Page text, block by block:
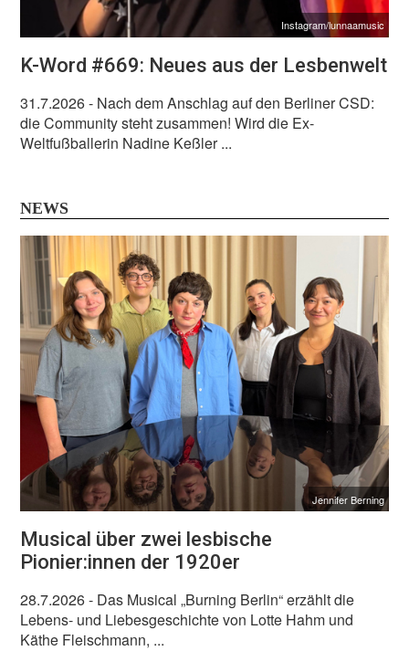
Instagram/lunnaamusic
K-Word #669: Neues aus der Lesbenwelt
31.7.2026- Nach dem Anschlag auf den Berliner CSD:
die Community steht zusammen! Wird die Ex-
Weltfußballerin Nadine Keßler ...
NEWS
Jennifer Berning
Musical über zwei lesbische
Pionier:innen der 1920er
28.7.2026- Das Musical „Burning Berlin“ erzählt die
Lebens- und Liebesgeschichte von Lotte Hahm und
Käthe Fleischmann, ...